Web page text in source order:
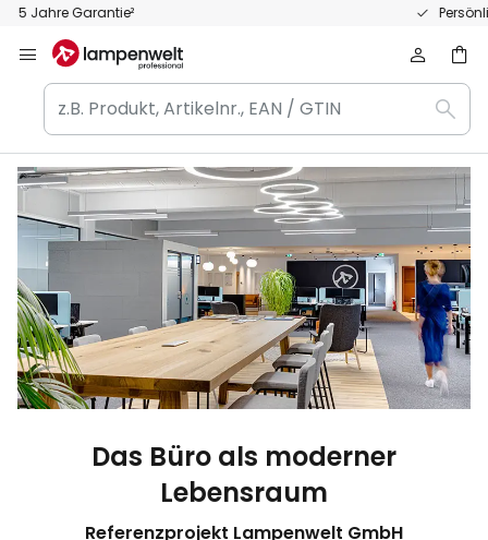
Zum
Inhalt
springen
z.B.
Produkt,
Artikelnr.,
EAN
GTIN
Das Büro als moderner
Lebensraum
Referenzprojekt Lampenwelt GmbH